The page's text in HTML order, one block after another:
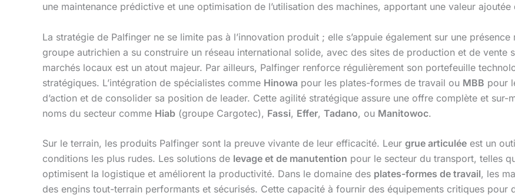
une maintenance prédictive et une optimisation de l’utilisation des machines, apportant une valeur
La stratégie de Palfinger ne se limite pas à l’innovation produit ; elle s’appuie également sur une
groupe autrichien a su construire un réseau international solide, avec des sites de production et de vente
marchés locaux est un atout majeur. Par ailleurs, Palfinger renforce régulièrement son portefeuille
stratégiques. L’intégration de spécialistes comme Hinowa pour les plates-formes de travail ou MBB pour
d’action et de consolider sa position de leader. Cette agilité stratégique assure une offre complète et sur-
noms du secteur comme Hiab (groupe Cargotec), Fassi, Effer, Tadano, ou Manitowoc.
Sur le terrain, les produits Palfinger sont la preuve vivante de leur efficacité. Leur grue articulée est un
conditions les plus rudes. Les solutions de levage et de manutention pour le secteur du transport, telles
optimisent la logistique et améliorent la productivité. Dans le domaine des plates-formes de travail, les
des engins tout-terrain performants et sécurisés. Cette capacité à fournir des équipements critiques pour